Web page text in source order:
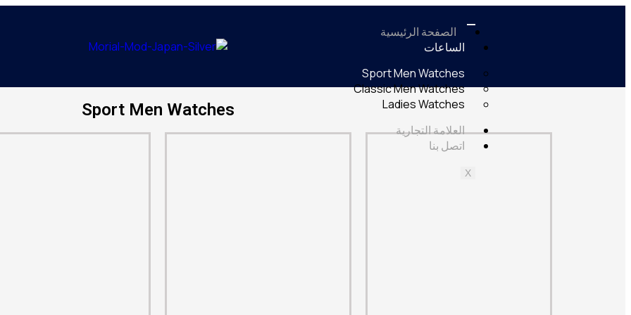
الصفحة الرئيسية
الساعات
Sport Men Watches
Classic Men Watches
Ladies Watches
العلامة التجارية
اتصل بنا
X
Sport Men Watches